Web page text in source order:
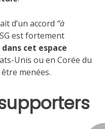
d’un accord “à
est fortement
cet espace
Unis ou en Corée du
menées.